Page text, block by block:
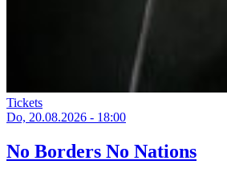
Tickets
Do, 20.08.2026 - 18:00
No Borders No Nations